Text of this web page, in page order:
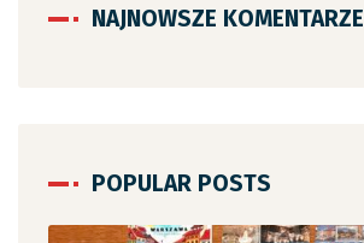
NAJNOWSZE KOMENTARZE
POPULAR POSTS